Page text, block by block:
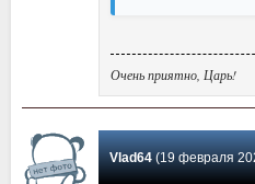
Очень приятно, Царь!
Vlad64(19 февраля 2025